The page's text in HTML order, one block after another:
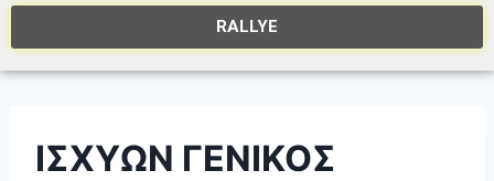
RALLYE
ΙΣΧΥΩΝ ΓΕΝΙΚΟΣ